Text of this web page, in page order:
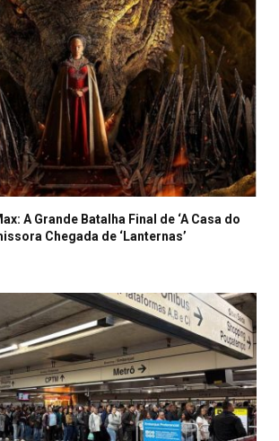
A Grande Batalha Final de ‘A Casa do
Chegada de ‘Lanternas’